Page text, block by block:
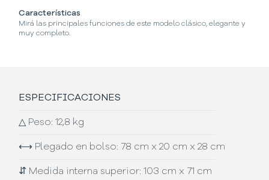
Características
Mirá las principales funciones de este modelo clásico, elegante y
muy completo.
ESPECIFICACIONES
△ Peso: 12,8 kg
⟷ Plegado en bolso: 78 cm x 20 cm x 28 cm
⇵ Medida interna superior: 103 cm x 71 cm